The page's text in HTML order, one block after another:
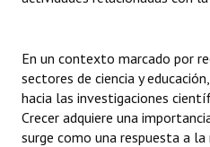
En un contexto marcado por
sectores de ciencia y
hacia las investigaciones
Crecer adquiere una
surge como una respuesta a